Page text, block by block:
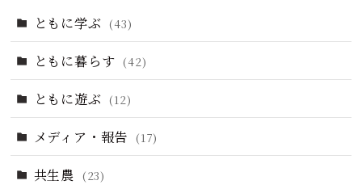
ともに学ぶ (43)
ともに暮らす (42)
ともに遊ぶ (12)
メディア・報告 (17)
共生農 (23)